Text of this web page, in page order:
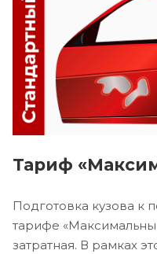
Тариф
Подготовка кузова к
тарифе
затратная. В рамках